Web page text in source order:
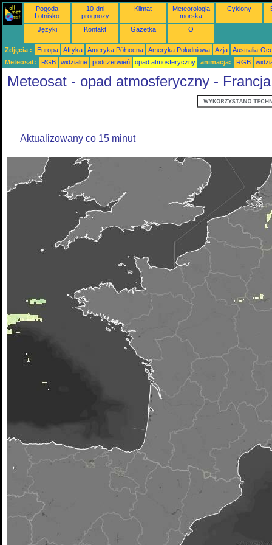
Pogoda
Lotnisko
10-dni
prognozy
Klimat
Meteorologia
morska
Cyklony
Języki Kontakt Gazetka O
Zdjęcia : Europa Afryka Ameryka Północna Ameryka Południowa Azja
Australia-
Meteosat:
RGB widzialne podczerwień opad atmosferyczny animacja: RGB
Meteosat - opad atmosferyczny -
Aktualizowany co 15 minut